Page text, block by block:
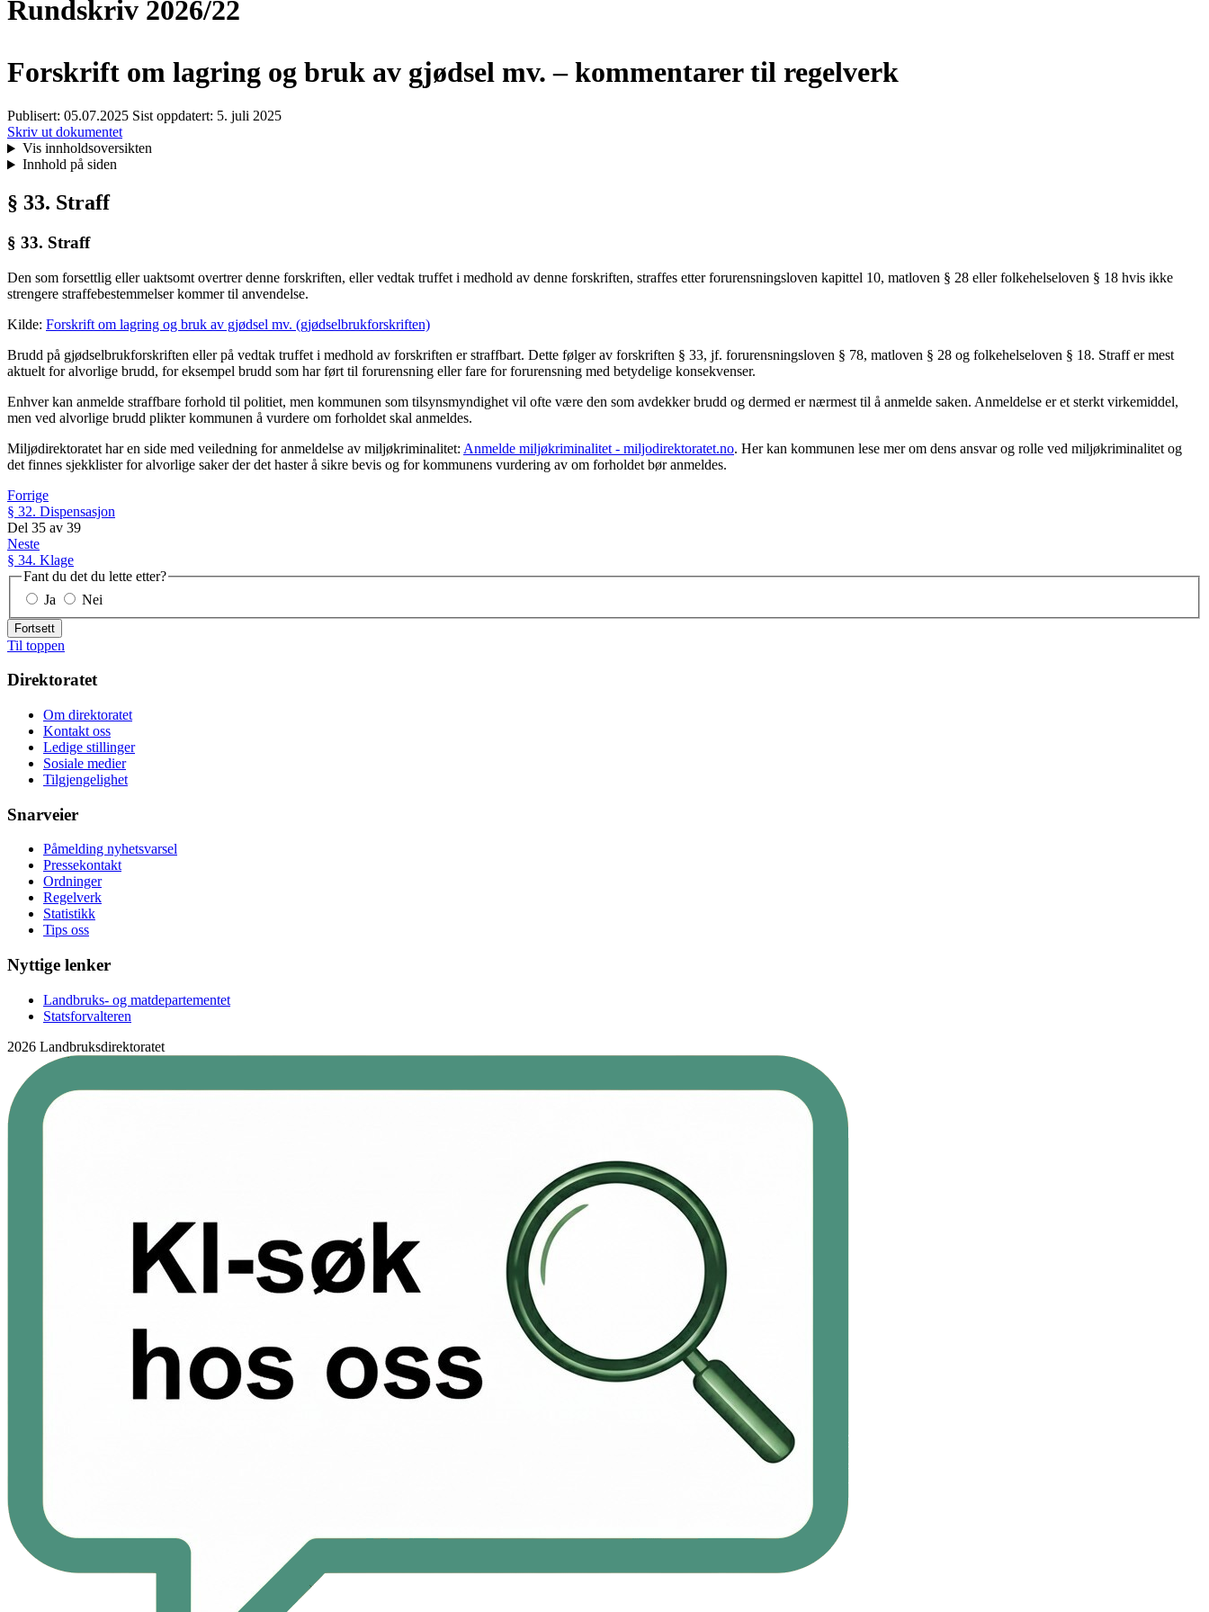
Rundskriv 2026/22
Forskrift om lagring og bruk av gjødsel mv. – kommentarer til regelverk
Publisert: 05.07.2025 Sist oppdatert: 5. juli 2025
Skriv ut dokumentet
Vis innholdsoversikten
Innhold på siden
§ 33. Straff
§ 33. Straff
Den som forsettlig eller uaktsomt overtrer denne forskriften, eller vedtak truffet i medhold av denne forskriften, straffes etter forurensningsloven kapittel 10, matloven § 28 eller folkehelseloven § 18 hvis ikke
strengere straffebestemmelser kommer til anvendelse.
Kilde: Forskrift om lagring og bruk av gjødsel mv. (gjødselbrukforskriften)
Brudd på gjødselbrukforskriften eller på vedtak truffet i medhold av forskriften er straffbart. Dette følger av forskriften § 33, jf. forurensningsloven § 78, matloven § 28 og folkehelseloven § 18. Straff er mest
aktuelt for alvorlige brudd, for eksempel brudd som har ført til forurensning eller fare for forurensning med betydelige konsekvenser.
Enhver kan anmelde straffbare forhold til politiet, men kommunen som tilsynsmyndighet vil ofte være den som avdekker brudd og dermed er nærmest til å anmelde saken. Anmeldelse er et sterkt virkemiddel,
men ved alvorlige brudd plikter kommunen å vurdere om forholdet skal anmeldes.
Miljødirektoratet har en side med veiledning for anmeldelse av miljøkriminalitet: Anmelde miljøkriminalitet - miljodirektoratet.no. Her kan kommunen lese mer om dens ansvar og rolle ved miljøkriminalitet og
det finnes sjekklister for alvorlige saker der det haster å sikre bevis og for kommunens vurdering av om forholdet bør anmeldes.
Forrige
§ 32. Dispensasjon
Del 35 av 39
Neste
§ 34. Klage
Fant du det du lette etter?
Ja
Nei
Fortsett
Til toppen
Direktoratet
Om direktoratet
Kontakt oss
Ledige stillinger
Sosiale medier
Tilgjengelighet
Snarveier
Påmelding nyhetsvarsel
Pressekontakt
Ordninger
Regelverk
Statistikk
Tips oss
Nyttige lenker
Landbruks- og matdepartementet
Statsforvalteren
2026 Landbruksdirektoratet